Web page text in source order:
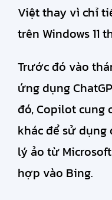
Việt thay vì chỉ
trên Windows 11
Trước đó vào
ứng dụng
đó, Copilot cung
khác để sử
lý ảo từ
hợp vào Bing.